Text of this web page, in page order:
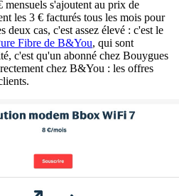
mensuels s'ajoutent au prix de
les 3 € facturés tous les mois pour
deux cas, c'est assez élevé : c'est le
Fibre de B&You, qui sont
c'est qu'un abonné chez Bouygues
chez B&You : les offres